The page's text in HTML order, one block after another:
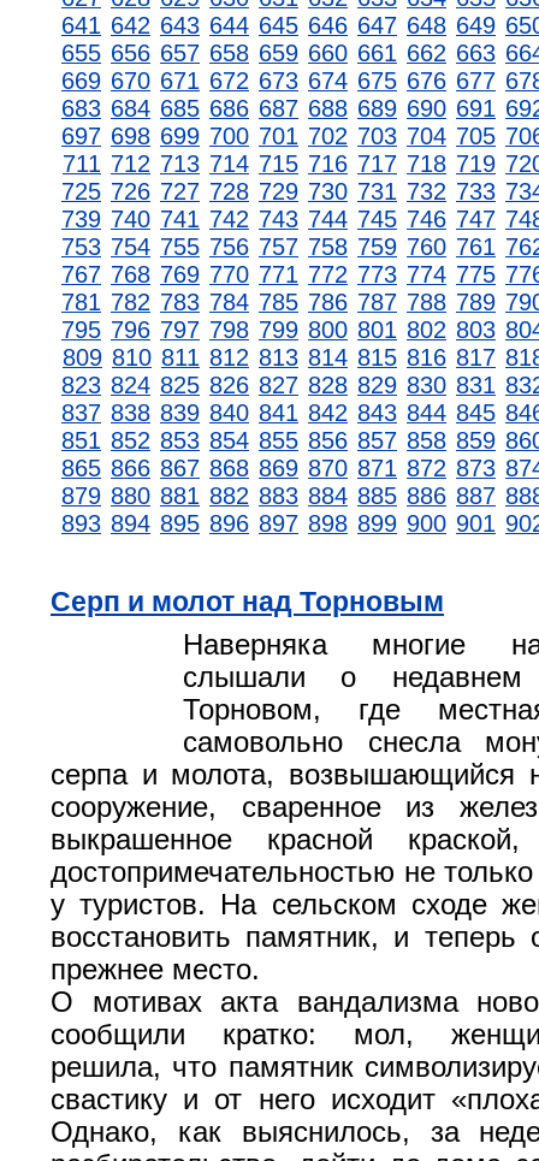
641 642 643 644 645 646 647 648 649
655 656 657 658 659 660 661 662 663
669 670 671 672 673 674 675 676 677
683 684 685 686 687 688 689 690 691
697 698 699 700 701 702 703 704 705
711 712 713 714 715 716 717 718 719
725 726 727 728 729 730 731 732 733
739 740 741 742 743 744 745 746 747
753 754 755 756 757 758 759 760 761
767 768 769 770 771 772 773 774 775
781 782 783 784 785 786 787 788 789
795 796 797 798 799 800 801 802 803
809 810 811 812 813 814 815 816 817
823 824 825 826 827 828 829 830 831
837 838 839 840 841 842 843 844 845
851 852 853 854 855 856 857 858 859
865 866 867 868 869 870 871 872 873
879 880 881 882 883 884 885 886 887
893 894 895 896 897 898 899 900 901
Серп и молот над Торновым
Наверняка многие
слышали о
Торновом, где
самовольно снесла
серпа и молота, возвышающийся
сооружение, сваренное из
выкрашенное красной
достопримечательностью не
у туристов. На сельском сходе
восстановить памятник, и теперь
прежнее место.
О мотивах акта вандализма
сообщили кратко: мол,
решила, что памятник
свастику и от него исходит
Однако, как выяснилось, за